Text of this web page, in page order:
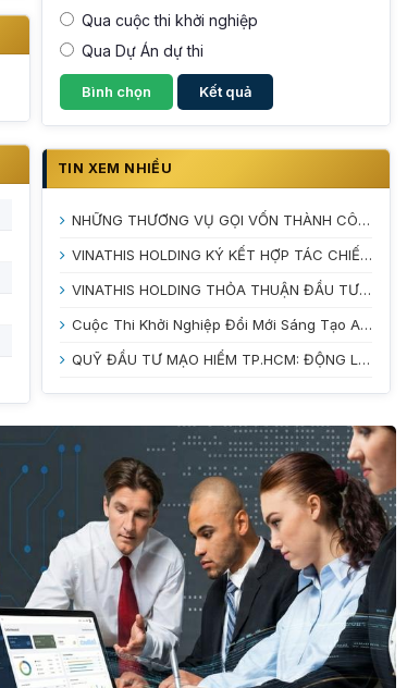
Qua cuộc thi khởi nghiệp
Qua Dự Án dự thi
TIN XEM NHIỀU
NHỮNG THƯƠNG VỤ GỌI VỐN THÀNH CÔNG NỔI BẬT CỦA STARTUP VIỆT NAM NĂM 2025
VINATHIS HOLDING KÝ KẾT HỢP TÁC CHIẾN LƯỢC CÙNG ĐẠI HỌC TRÀ VINH VÀ VƯỜN ƯƠM DOANH NGHIỆP TỈNH VĨNH LONG
VINATHIS HOLDING THỎA THUẬN ĐẦU TƯ CHO CÁC STARTUP TẠI CUỘC THI INNOBE 2026
Cuộc Thi Khởi Nghiệp Đổi Mới Sáng Tạo Agritech Innovation 2026: Đánh Thức Tiềm Năng Nông Nghiệp Xanh
QUỸ ĐẦU TƯ MẠO HIỂM TP.HCM: ĐỘNG LỰC MỚI CHO HỆ SINH THÁI KHỞI NGHIỆP ĐỔI MỚI SÁNG TẠO